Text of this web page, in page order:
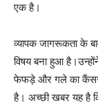
एक है।
व्यापक जागरूकता के
विषय बना हुआ
फेफड़े और गले का कैंसर
है। अच्छी खबर यह है